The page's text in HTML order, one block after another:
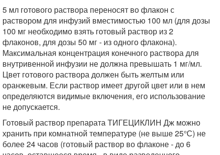
5 мл готового раствора переносят во флакон с
раствором для инфузий вместимостью 100 мл (для дозы
100 мг необходимо взять готовый раствор из 2
флаконов, для дозы 50 мг - из одного флакона).
Максимальная концентрация конечного раствора для
внутривенной инфузии не должна превышать 1 мг/мл.
Цвет готового раствора должен быть желтым или
оранжевым. Если раствор имеет другой цвет или в нем
определяются видимые включения, его использование
не допускается.
Готовый раствор препарата ТИГЕЦИКЛИН Дж можно
хранить при комнатной температуре (не выше 25°С) не
более 24 часов (готовый раствор во флаконе - до 6